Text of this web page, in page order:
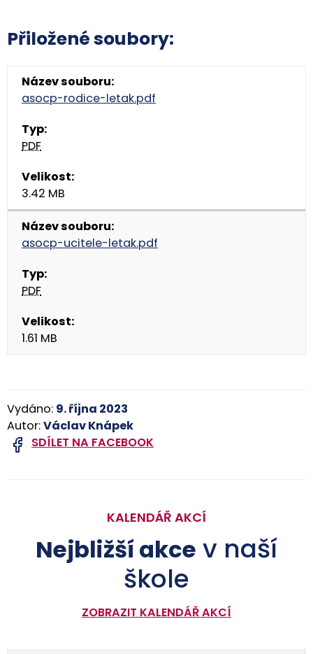
Přiložené soubory:
asocp-rodice-letak.pdf
PDF
3.42 MB
asocp-ucitele-letak.pdf
PDF
1.61 MB
SDÍLET NA FACEBOOK
Vydáno: 9. října 2023
Autor:Václav Knápek
KALENDÁŘ AKCÍ
Nejbližší akce v naší
škole
ZOBRAZIT KALENDÁŘ AKCÍ